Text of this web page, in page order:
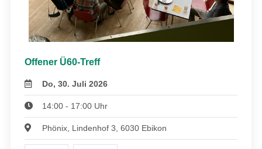
Offener Ü60-Treff
Do, 30. Juli 2026
14:00 - 17:00 Uhr
Phönix, Lindenhof 3, 6030 Ebikon